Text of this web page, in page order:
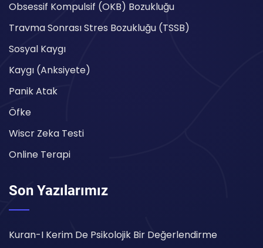
Obsessif Kompulsif (OKB) Bozukluğu
Travma Sonrası Stres Bozukluğu (TSSB)
Sosyal Kaygı
Kaygı (Anksiyete)
Panik Atak
Öfke
Wiscr Zeka Testi
Online Terapi
Son Yazılarımız
Kuran-I Kerim De Psikolojik Bir Değerlendirme